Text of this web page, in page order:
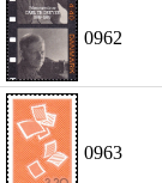
0962
0963